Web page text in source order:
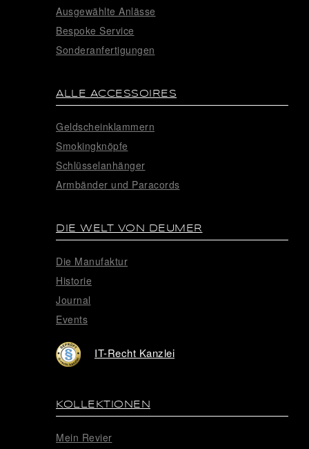
Ausgewählte Anlässe
Bespoke Service
Sonderanfertigungen
ALLE ACCESSOIRES
Geldscheinklammern
Smokingknöpfe
Schlüsselanhänger
Armbänder und Paracords
DIE WELT VON DEUMER
Die Manufaktur
Historie
Journal
Events
IT-Recht Kanzlei
KOLLEKTIONEN
Mein Revier